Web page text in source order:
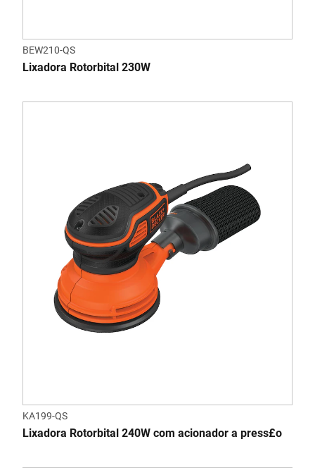
BEW210-QS
Lixadora Rotorbital 230W
KA199-QS
Lixadora Rotorbital 240W com acionador a press£o